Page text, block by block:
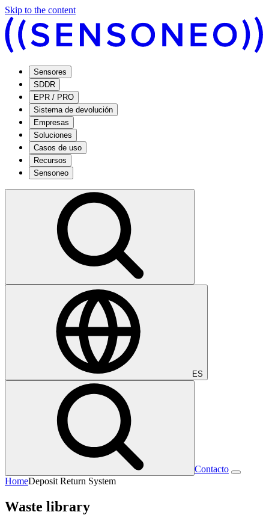
Skip to the content
Sensores
SDDR
EPR / PRO
Sistema de devolución
Empresas
Soluciones
Casos de uso
Recursos
Sensoneo
ES
Contacto
HomeDeposit Return System
Waste library